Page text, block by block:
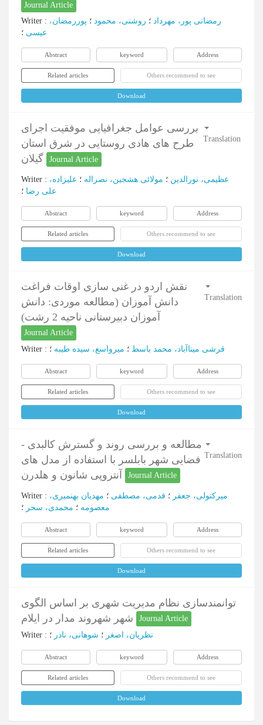
Journal Article
Writer : رمضانی پور، مهرداد ؛ روشنی، محمود ؛ پوررمضان،
عیسی ؛
Abstract keyword Address
Related articles Others recommend to see
Download
بررسی عوامل جغرافیایی موفقیت اجرای
طرح های هادی روستایی در شرق استان
Journal Article
Translation
Writer : عظیمی، نورالدین ؛ مولائی هشجین، نصراله ؛ علیزاده،
علی رضا ؛
Abstract keyword Address
Related articles Others recommend to see
Download
نقش اردو در غنی سازی اوقات فراغت
دانش آموزان (مطالعه موردی: دانش
آموزان دبیرستانی ناحیه 2 رشت)
Journal Article
Translation
Writer : قرشی میناآباد، محمد باسط ؛ میرواسع، سیده طیبه ؛
Abstract keyword Address
Related articles Others recommend to see
Download
مطالعه و بررسی روند و گسترش کالبدی -
فضایی شهر بابلسر با استفاده از مدل های
Journal Article
Translation
Writer : میرکتولی، جعفر ؛ قدمی، مصطفی ؛ مهدیان بهنمیری،
معصومه ؛ محمدی، سحر ؛
Abstract keyword Address
Related articles Others recommend to see
Download
توانمندسازی نظام مدیریت شهری بر اساس الگوی
Journal Article
Writer : نظریان، اصغر ؛ شوهانی، نادر ؛
Abstract keyword Address
Related articles Others recommend to see
Download